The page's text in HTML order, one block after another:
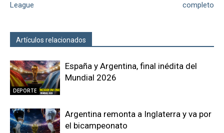
League
completo
Artículos relacionados
DEPORTE
España y Argentina, final inédita del
Mundial 2026
Argentina remonta a Inglaterra y va por
el bicampeonato